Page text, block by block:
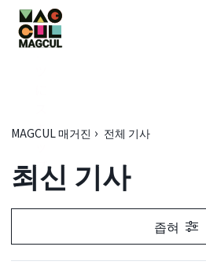
ン
テ
ン
キ
プ
MAGCUL 매거진 전체 기사
최신 기사
좁혀